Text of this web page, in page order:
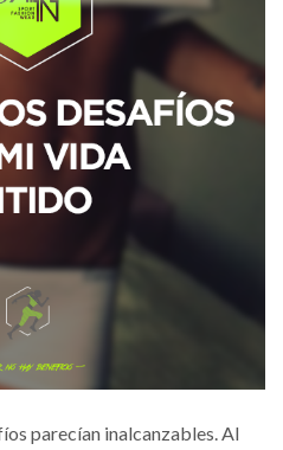
parecían inalcanzables. Al